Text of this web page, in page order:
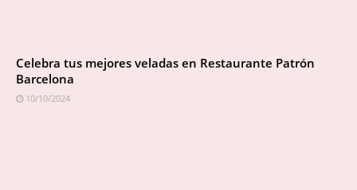
Celebra tus mejores veladas en Restaurante Patrón
Barcelona
10/10/2024